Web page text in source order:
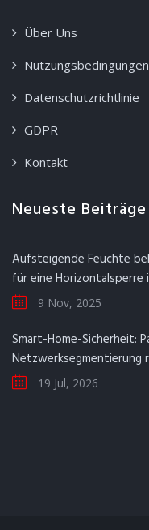
Über Uns
Nutzungsbedingungen
Datenschutzrichtlinie
GDPR
Kontakt
Neueste Beiträge
Aufsteigende Feuchte
für eine Horizontalsperre
9 Nov, 2025
Smart-Home-Sicherheit:
Netzwerksegmentierung
19 Jul, 2026